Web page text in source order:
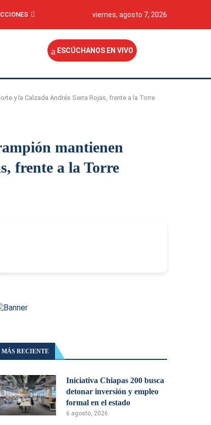
viernes, agosto 7, 2026
ESCÚCHANOS EN VIVO
y la Calzada Andrés Serra Rojas, frente a la Torre
mantienen
frente a la Torre
MÁS RECIENTE
Iniciativa Chiapas 200 busca
detonar inversión y empleo
formal en el estado
6 agosto, 2026